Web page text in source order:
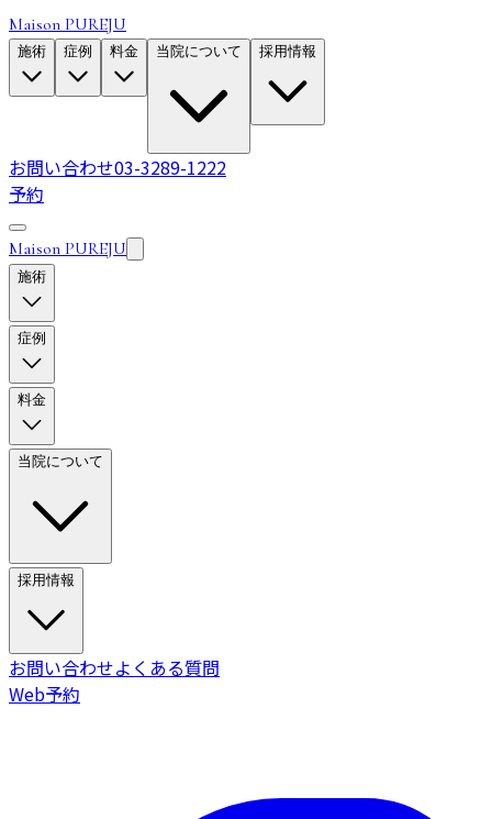
Maison PUREJU
施術 症例 料金 当院について 採用情報
お問い合わせ03-3289-1222
予約
Maison PUREJU
施術
症例
料金
当院について
採用情報
お問い合わせよくある質問
Web予約